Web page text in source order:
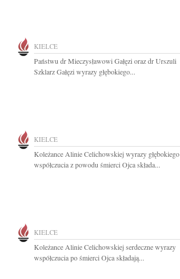
KIELCE
Państwu dr Mieczysławowi Gałęzi oraz dr Urszuli
Szklarz Gałęzi wyrazy głębokiego...
KIELCE
Koleżance Alinie Celichowskiej wyrazy głębokiego
współczucia z powodu śmierci Ojca składa...
KIELCE
Koleżance Alinie Celichowskiej serdeczne wyrazy
współczucia po śmierci Ojca składają...